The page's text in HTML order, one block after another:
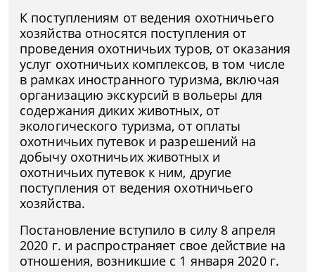
К поступлениям от ведения охотничьего
хозяйства относятся поступления от
проведения охотничьих туров, от оказания
услуг охотничьих комплексов, в том числе
в рамках иностранного туризма, включая
организацию экскурсий в вольеры для
содержания диких животных, от
экологического туризма, от оплаты
охотничьих путевок и разрешений на
добычу охотничьих животных и
охотничьих путевок к ним, другие
поступления от ведения охотничьего
хозяйства.
Постановление вступило в силу 8 апреля
2020 г. и распространяет свое действие на
отношения, возникшие с 1 января 2020 г.